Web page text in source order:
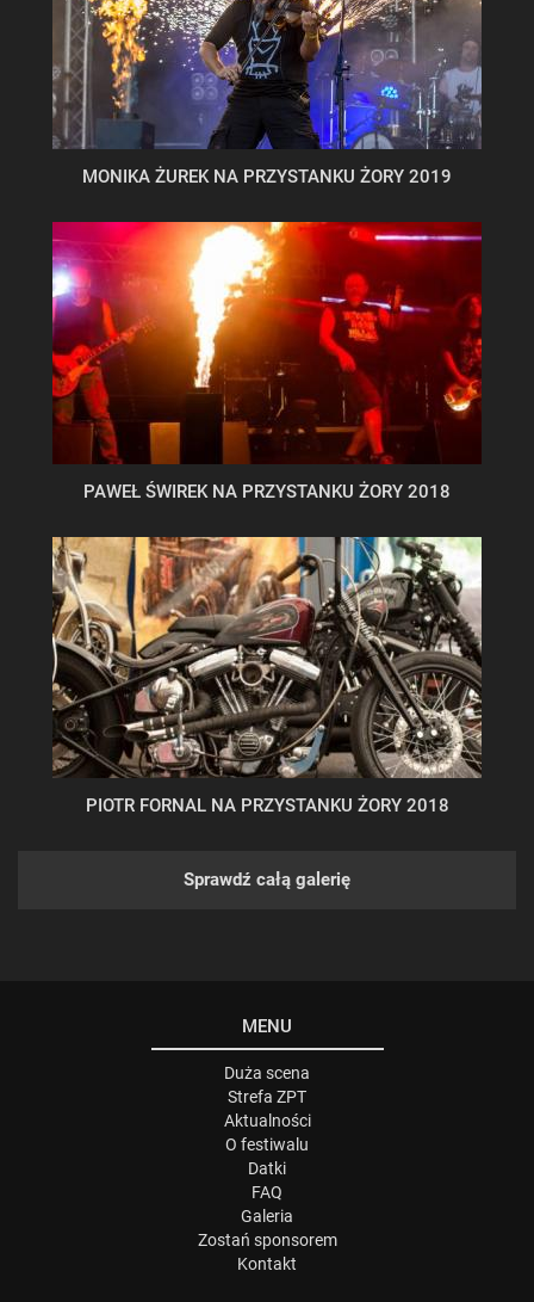
MONIKA ŻUREK NA PRZYSTANKU ŻORY 2019
PAWEŁ ŚWIREK NA PRZYSTANKU ŻORY 2018
PIOTR FORNAL NA PRZYSTANKU ŻORY 2018
Sprawdź całą galerię
MENU
Duża scena
Strefa ZPT
Aktualności
O festiwalu
Datki
FAQ
Galeria
Zostań sponsorem
Kontakt